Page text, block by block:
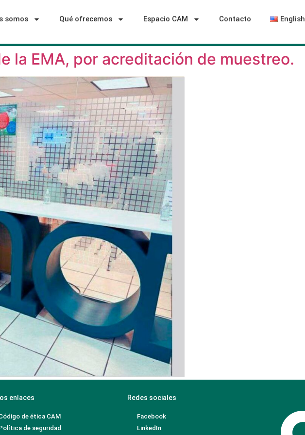
somos Qué ofrecemos Espacio CAM Contacto English
la EMA, por acreditación de muestreo.
enlaces Redes sociales
de ética CAM
de seguridad
Facebook
LinkedIn